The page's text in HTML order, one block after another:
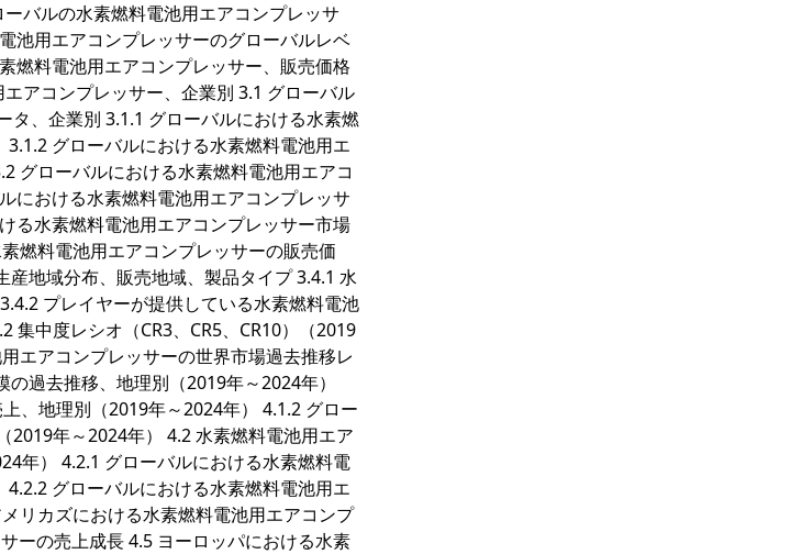
バルの水素燃料電池用エアコンプレッサ
池用エアコンプレッサーのグローバルレベ
燃料電池用エアコンプレッサー、販売価格
アコンプレッサー、企業別 3.1 グローバル
タ、企業別 3.1.1 グローバルにおける水素燃
グローバルにおける水素燃料電池用エ
グローバルにおける水素燃料電池用エアコ
における水素燃料電池用エアコンプレッサ
る水素燃料電池用エアコンプレッサー市場
燃料電池用エアコンプレッサーの販売価
地域分布、販売地域、製品タイプ 3.4.1 水
プレイヤーが提供している水素燃料電池
集中度レシオ（CR3、CR5、CR10）（2019
エアコンプレッサーの世界市場過去推移レ
過去推移、地理別（2019年～2024年）
、地理別（2019年～2024年） 4.1.2 グロー
2019年～2024年） 4.2 水素燃料電池用エア
年） 4.2.1 グローバルにおける水素燃料電
グローバルにおける水素燃料電池用エ
リカズにおける水素燃料電池用エアコンプ
ーの売上成長 4.5 ヨーロッパにおける水素